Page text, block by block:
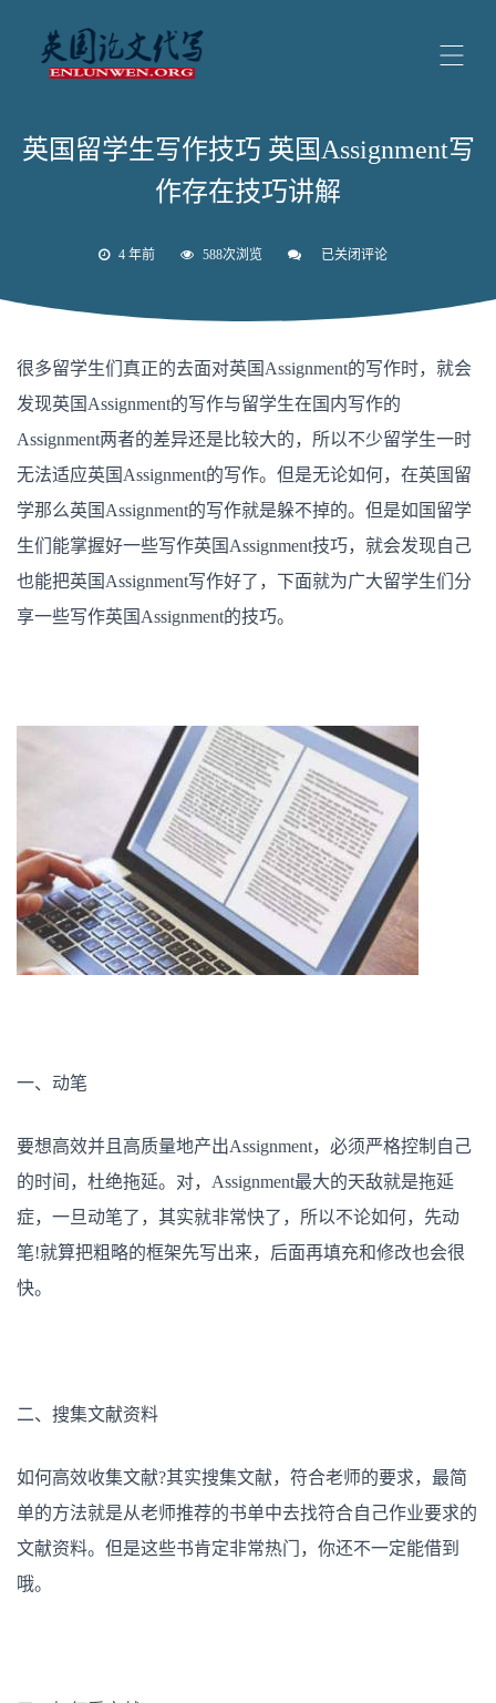
英国留学生写作技巧 英国Assignment写
作存在技巧讲解
4 年前 588次浏览
英
作
巧
国
Assignment
写
作
存
在
技
巧
讲
已关闭评论
很多留学生们真正的去面对英国Assignment的写作时，就会
发现英国Assignment的写作与留学生在国内写作的
Assignment两者的差异还是比较大的，所以不少留学生一时
无法适应英国Assignment的写作。但是无论如何，在英国留
学那么英国Assignment的写作就是躲不掉的。但是如国留学
生们能掌握好一些写作英国Assignment技巧，就会发现自己
也能把英国Assignment写作好了，下面就为广大留学生们分
享一些写作英国Assignment的技巧。
一、动笔
要想高效并且高质量地产出Assignment，必须严格控制自己
的时间，杜绝拖延。对，Assignment最大的天敌就是拖延
症，一旦动笔了，其实就非常快了，所以不论如何，先动
笔!就算把粗略的框架先写出来，后面再填充和修改也会很
快。
二、搜集文献资料
如何高效收集文献?其实搜集文献，符合老师的要求，最简
单的方法就是从老师推荐的书单中去找符合自己作业要求的
文献资料。但是这些书肯定非常热门，你还不一定能借到
哦。